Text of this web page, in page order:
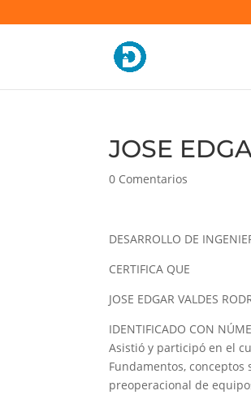
JOSE
0 Comentarios
DESARROLLO DE
CERTIFICA QUE
JOSE EDGAR VALDES
IDENTIFICADO CON
Asistió y participó en el
Fundamentos,
preoperacional de